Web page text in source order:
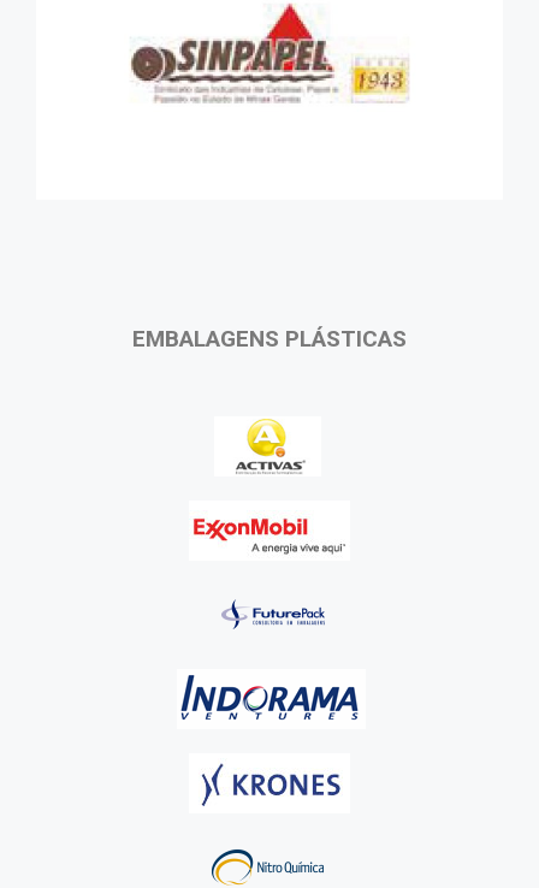
EMBALAGENS PLÁSTICAS